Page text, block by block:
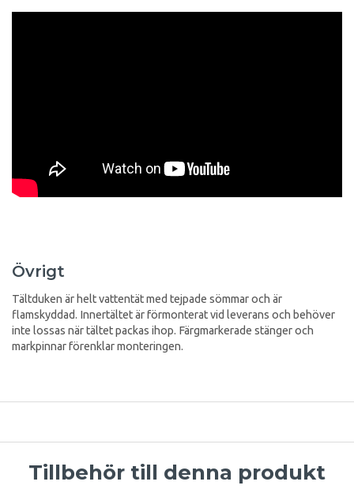
Övrigt
Tältduken är helt vattentät med tejpade sömmar och är
flamskyddad. Innertältet är förmonterat vid leverans och behöver
inte lossas när tältet packas ihop. Färgmarkerade stänger och
markpinnar förenklar monteringen.
Tillbehör till denna produkt